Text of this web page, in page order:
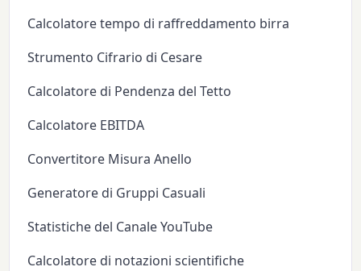
Calcolatore tempo di raffreddamento birra
Strumento Cifrario di Cesare
Calcolatore di Pendenza del Tetto
Calcolatore EBITDA
Convertitore Misura Anello
Generatore di Gruppi Casuali
Statistiche del Canale YouTube
Calcolatore di notazioni scientifiche